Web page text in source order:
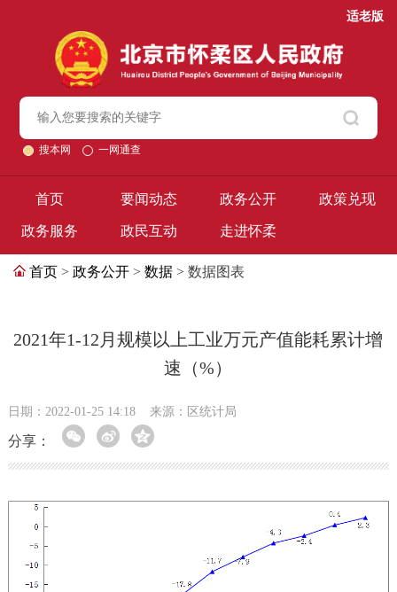
适老版
搜本网 一网通查
首页 要闻动态 政务公开 政策兑现
政务服务 政民互动 走进怀柔
首页 > 政务公开 > 数据 > 数据图表
2021年1-12月规模以上工业万元产值能耗累计增
速（%）
日期：2022-01-25 14:18 来源：区统计局
分享：